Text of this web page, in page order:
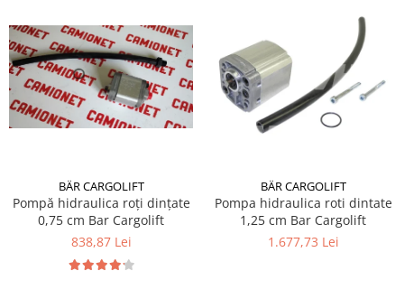
BÄR CARGOLIFT
Pompă hidraulica roți dințate
0,75 cm Bar Cargolift
838,87 Lei
BÄR CARGOLIFT
Pompa hidraulica roti dintate
1,25 cm Bar Cargolift
1.677,73 Lei